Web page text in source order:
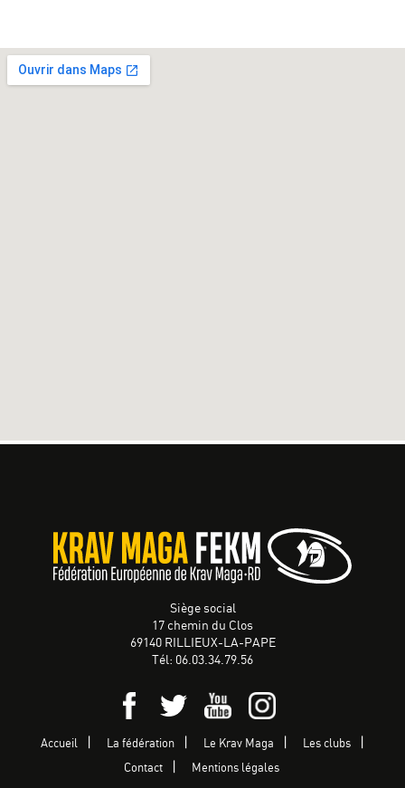
Siège social
17 chemin du Clos
69140 RILLIEUX-LA-PAPE
Tél: 06.03.34.79.56
Accueil La fédération Le Krav Maga Les clubs
Contact Mentions légales